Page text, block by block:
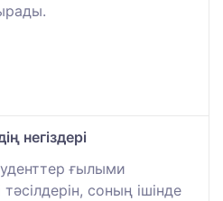
негіздері
ғылыми
тәсілдерін, соның ішінде